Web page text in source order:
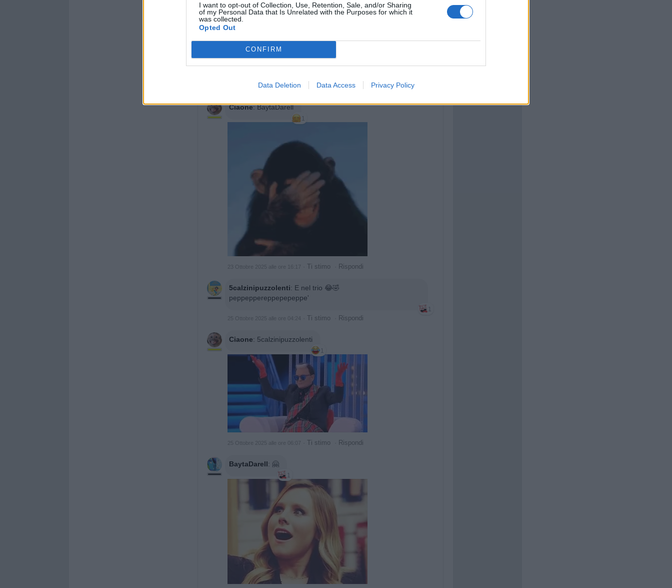
I want to opt-out of Collection, Use, Retention, Sale, and/or Sharing
of my Personal Data that Is Unrelated with the Purposes for which it
was collected.
Opted Out
CONFIRM
Data Deletion Data Access Privacy Policy
23 Ottobre 2025 alle ore 13:05 Ti stimo·Rispondi
Ciaone:BaytaDarell
1
23 Ottobre 2025 alle ore 16:17 Ti stimo Rispondi
5calzinipuzzolenti: E nel trio 😂🤣
peppeppereppepepeppe'
1
25 Ottobre 2025 alle ore 04:24 Ti stimo Rispondi
Ciaone: 5calzinipuzzolenti
1
25 Ottobre 2025 alle ore 06:07 Ti stimo Rispondi
BaytaDarell: 🤗
1